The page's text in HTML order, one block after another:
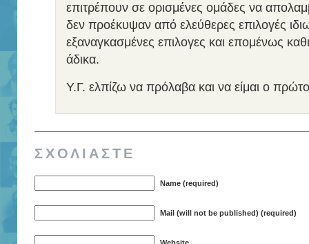
επιτρέπουν σε ορισμένες ομάδες να
δεν προέκυψαν από ελεύθερες επιλογές
εξαναγκασμένες επιλογες και επομένως
άδικα.
Υ.Γ. ελπίζω να πρόλαβα και να είμαι ο
ΣΧΟΛΙΑΣΤΕ
Name (required)
Mail (will not be published) (required)